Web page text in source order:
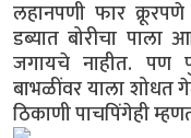
लहानपणी फार
डब्यात बोरीचा
जगायचे नाहीत. पण
बाभळींवर याला शोधत
ठिकाणी पाचपिंगेही